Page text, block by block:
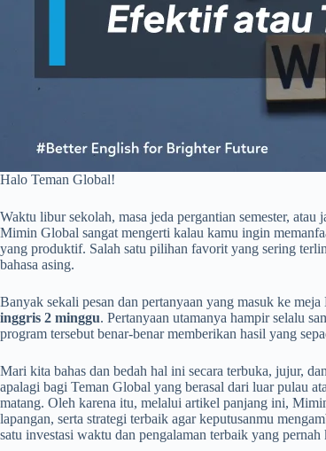
Halo Teman Global!
Waktu libur sekolah, masa jeda pergantian semester,
Mimin Global sangat mengerti kalau kamu ingin
yang produktif. Salah satu pilihan favorit yang sering
bahasa asing.
Banyak sekali pesan dan pertanyaan yang masuk ke
inggris 2 minggu. Pertanyaan utamanya hampir selalu
program tersebut benar-benar memberikan hasil yang
Mari kita bahas dan bedah hal ini secara terbuka, jujur,
apalagi bagi Teman Global yang berasal dari luar pulau
matang. Oleh karena itu, melalui artikel panjang ini,
lapangan, serta strategi terbaik agar keputusanmu
satu investasi waktu dan pengalaman terbaik yang